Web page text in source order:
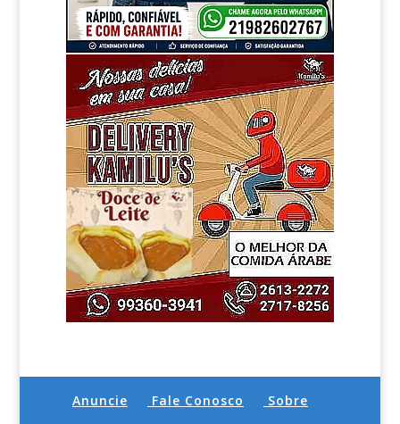
Anuncie Fale Conosco Sobre